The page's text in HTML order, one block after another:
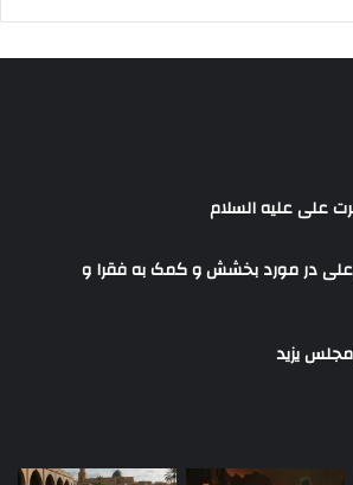
علی علیه السلام
در مورد بخشش و کمک به فقرا و
یزید